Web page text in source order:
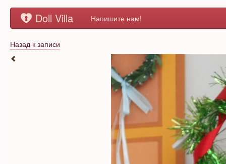
Doll Villa Напишите нам!
Назад к записи